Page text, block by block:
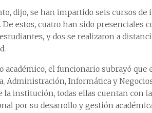
dijo, se han impartido seis cursos
estos, cuatro han sido presenciales
y dos se realizaron a
académico, el funcionario subrayó
Administración, Informática y
la institución, todas ellas cuentan con
por su desarrollo y gestión